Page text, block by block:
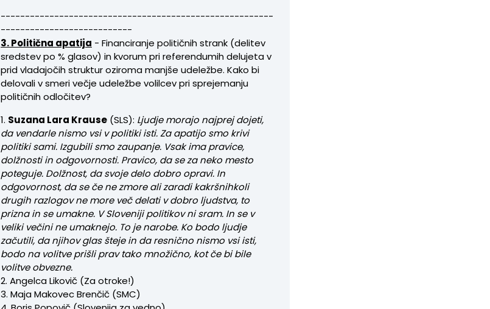
--------------------------------------------------------
---------------------------
3. Politična apatija - Financiranje političnih strank (delitev
sredstev po % glasov) in kvorum pri referendumih delujeta v
prid vladajočih struktur oziroma manjše udeležbe. Kako bi
delovali v smeri večje udeležbe volilcev pri sprejemanju
političnih odločitev?
1. Suzana Lara Krause (SLS): Ljudje morajo najprej dojeti,
da vendarle nismo vsi v politiki isti. Za apatijo smo krivi
politiki sami. Izgubili smo zaupanje. Vsak ima pravice,
dolžnosti in odgovornosti. Pravico, da se za neko mesto
poteguje. Dolžnost, da svoje delo dobro opravi. In
odgovornost, da se če ne zmore ali zaradi kakršnihkoli
drugih razlogov ne more več delati v dobro ljudstva, to
prizna in se umakne. V Sloveniji politikov ni sram. In se v
veliki večini ne umaknejo. To je narobe. Ko bodo ljudje
začutili, da njihov glas šteje in da resnično nismo vsi isti,
bodo na volitve prišli prav tako množično, kot če bi bile
volitve obvezne.
2. Angelca Likovič (Za otroke!)
3. Maja Makovec Brenčič (SMC)